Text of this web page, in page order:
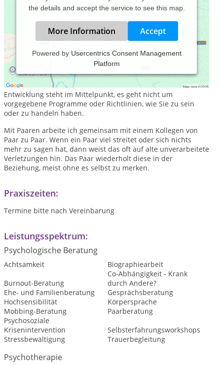
the details and accept the service to see this map.
More Information Accept
Powered by Usercentrics Consent Management
Platform
In meiner Privatpraxis für Gestalttherapie, Stress- und
Traumabewältigung (Somatic Experience) arbeite ich
wachstumsorientiert und traumasensibel. Ihre individuelle
Entwicklung steht im Mittelpunkt, es geht nicht um
vorgegebene Programme oder Richtlinien, wie Sie zu sein
oder zu handeln haben.
Mit Paaren arbeite ich gemeinsam mit einem Kollegen von
Paar zu Paar. Wenn ein Paar viel streitet oder sich nichts
mehr zu sagen hat, dann weist das oft auf alte unverarbeitete
Verletzungen hin. Das Paar wiederholt diese in der
Beziehung, meist ohne es selbst zu merken.
Praxiszeiten:
Termine bitte nach Vereinbarung
Leistungsspektrum:
Psychologische Beratung
Achtsamkeit
Biographiearbeit
Burnout-Beratung
Co-Abhängigkeit - Krank
durch Andere?
Ehe- und Familienberatung
Gesprächsberatung
Hochsensibilität
Körpersprache
Mobbing-Beratung
Paarberatung
Psychosoziale
Krisenintervention
Selbsterfahrungsworkshops
Stressbewältigung
Trauerbegleitung
Psychotherapie